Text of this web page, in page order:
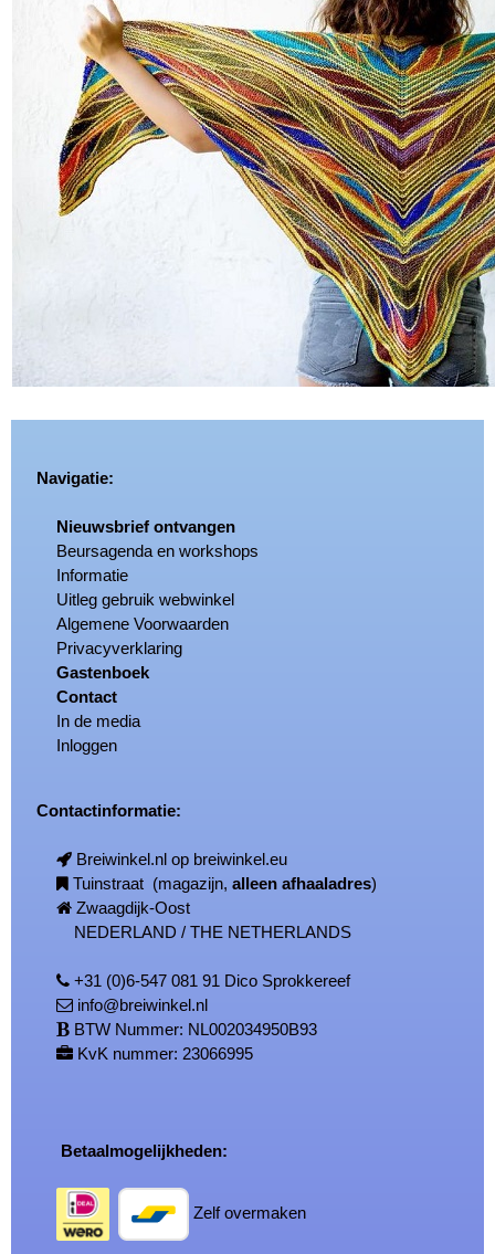
Navigatie:
Nieuwsbrief ontvangen
Beursagenda en workshops
Informatie
Uitleg gebruik webwinkel
Algemene Voorwaarden
Privacyverklaring
Gastenboek
Contact
In de media
Inloggen
Contactinformatie:
Breiwinkel.nl op breiwinkel.eu
Tuinstraat (magazijn,alleen afhaaladres)
Zwaagdijk-Oost
NEDERLAND / THE NETHERLANDS
+31 (0)6-547 081 91 Dico Sprokkereef
info@breiwinkel.nl
BTW Nummer: NL002034950B93
KvK nummer: 23066995
Betaalmogelijkheden:
Zelf overmaken